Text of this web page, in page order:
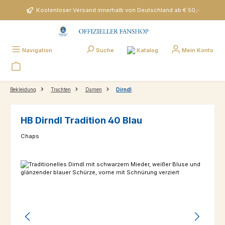
Zum Hauptinhalt springenKostenloser Versand innerhalb von Deutschland ab € 50,-
Navigation Suche Katalog Mein Konto
Bekleidung Trachten Damen Dirndl
HB Dirndl Tradition 40 Blau
Chaps
Bildergalerie überspringen